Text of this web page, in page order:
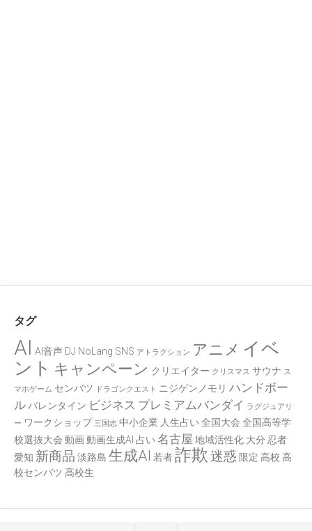
タグ
AI AI音声 DJ NoLang SNS アトラクション アニメ イベ
ント キャンペーン クリエイター クリスマス サウナ ス
マホゲーム センバツ ドラゴンクエスト ニジゲンノモリ ハンドボー
ルバレンタイン ビジネス プレミアムバンダイ ラグジュアリ
ー ワークショップ 三国志 中小企業 人生占い 全国大会 全国高等学
校選抜大会 動画動画生成AI 占い 名古屋 地域活性化 大分 忍者
愛知 新商品 淡路島 生成AI 若者詐欺 迷惑 限定 高校 高
校センバツ 高校生